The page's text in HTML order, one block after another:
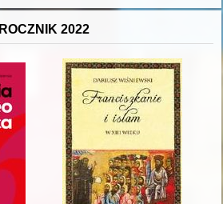
ROCZNIK 2022